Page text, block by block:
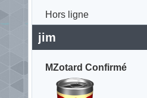
Hors ligne
jim
MZotard Confirmé